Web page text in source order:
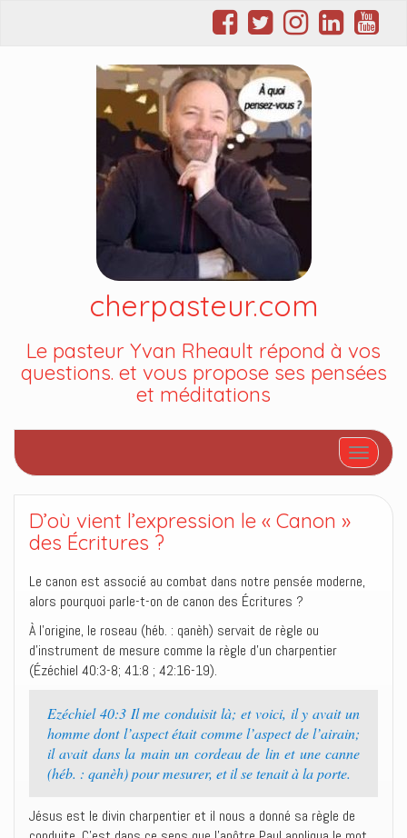
cherpasteur.com
Le pasteur Yvan Rheault répond à vos
questions. et vous propose ses pensées
et méditations
Afficher/
D’où vient l’expression le « Canon »
des Écritures ?
Le canon est associé au combat dans notre pensée moderne,
alors pourquoi parle-t-on de canon des Écritures ?
À l’origine, le roseau (héb. : qanèh) servait de règle ou
d’instrument de mesure comme la règle d’un charpentier
(Ézéchiel 40:3-8; 41:8 ; 42:16-19).
Ezéchiel 40:3 Il me conduisit là; et voici, il y avait un
homme dont l’aspect était comme l’aspect de l’airain;
il avait dans la main un cordeau de lin et une canne
(héb. : qanèh) pour mesurer, et il se tenait à la porte.
Jésus est le divin charpentier et il nous a donné sa règle de